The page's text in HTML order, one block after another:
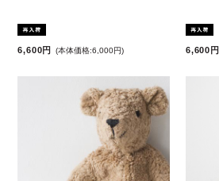
6,600円 (本体価格:6,000円) 6,600円